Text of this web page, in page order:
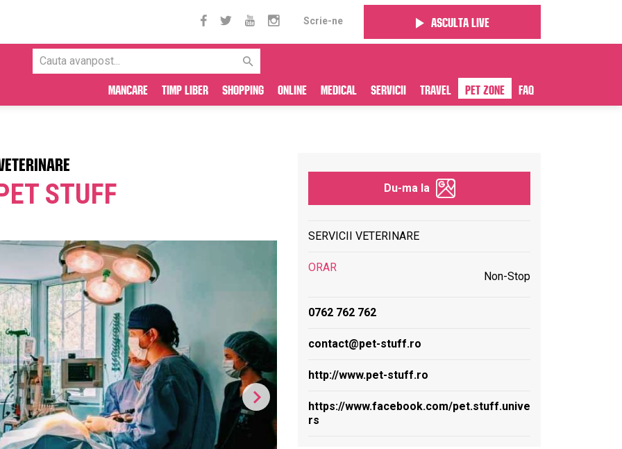
Scrie-ne Asculta live
Mancare Timp liber Shopping Online Medical Servicii Travel Pet Zone FAQ
STUFF Du-ma la
SERVICII VETERINARE
ORAR
Non-Stop
0762 762 762
contact@pet-stuff.ro
http://www.pet-stuff.ro
https://www.facebook.com/pet.stuff.unive
rs